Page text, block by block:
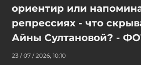
ориентир или
репрессиях - что
Айны Султановой? -
23 / 07 / 2026, 10:10